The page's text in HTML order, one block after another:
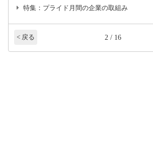
特集：プライド月間の企業の取組み
< 戻る 2 / 16